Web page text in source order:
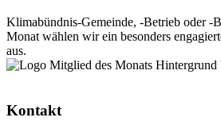
Klimabündnis-Gemeinde, -Betrieb oder -
Monat wählen wir ein besonders
aus.
Kontakt